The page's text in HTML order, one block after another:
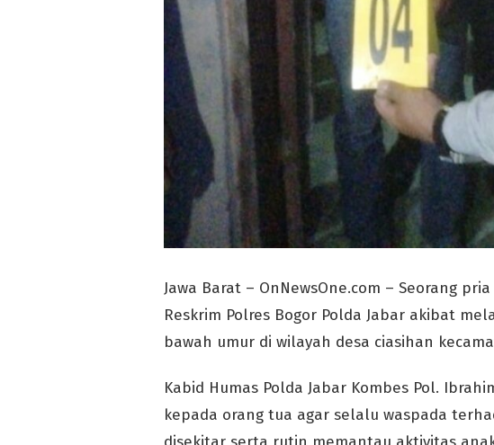
Jawa Barat – OnNewsOne.com – Seorang
Reskrim Polres Bogor Polda Jabar akibat
bawah umur di wilayah desa ciasihan
Kabid Humas Polda Jabar Kombes Pol.
kepada orang tua agar selalu waspada